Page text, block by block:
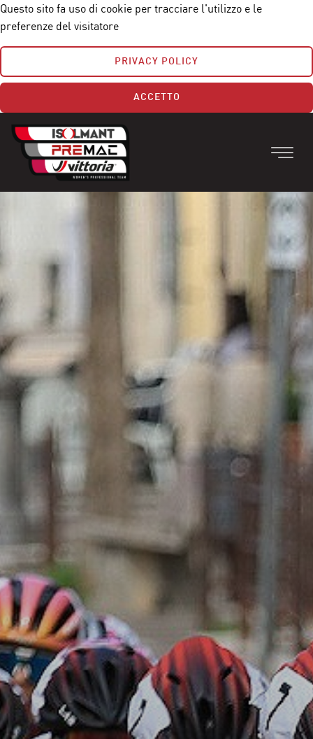
Questo sito fa uso di cookie per tracciare l'utilizzo e le
preferenze del visitatore
PRIVACY POLICY
ACCETTO